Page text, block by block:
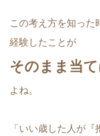
この考え方を知った
経験したことが
そのまま当
よね。
「いい歳した人が